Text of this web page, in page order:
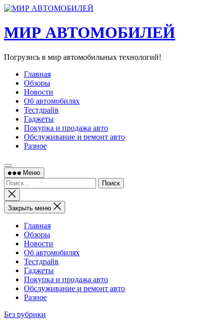
Перейти
содержимому
МИР АВТОМОБИЛЕЙ
Погрузись в мир автомобильных технологий!
Главная
Обзоры
Новости
Об автомобилях
Тестдрайв
Гаджеты
Покупка и продажа авто
Обслуживание и ремонт авто
Разное
Меню
Найти:
Закрыть
поиск
Закрыть меню
Главная
Обзоры
Новости
Об автомобилях
Тестдрайв
Гаджеты
Покупка и продажа авто
Обслуживание и ремонт авто
Разное
Без рубрики